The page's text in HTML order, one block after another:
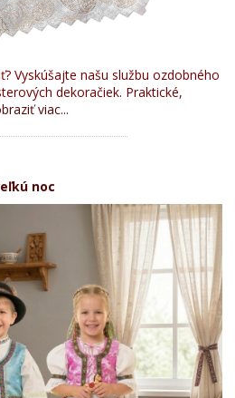
Vyskúšajte našu službu ozdobného
dekoračiek. Praktické,
viac...
noc